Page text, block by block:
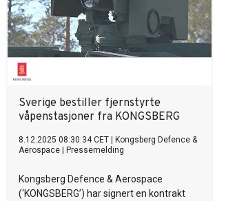
Sverige bestiller fjernstyrte
våpenstasjoner fra KONGSBERG
8.12.2025 08:30:34 CET
Kongsberg Defence &
Aerospace
Pressemelding
Kongsberg Defence & Aerospace
(‘KONGSBERG’) har signert en kontrakt